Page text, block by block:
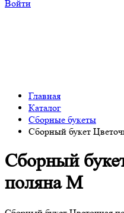
Войти
Главная
Каталог
Сборные букеты
Сборный букет
Сборный
поляна М